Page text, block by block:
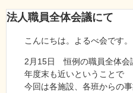
法人職員全体会議にて
こんにちは。よるべ会です。
2月15日 恒例の職員全体会
年度末も近いということで
今回は各施設、各班からの